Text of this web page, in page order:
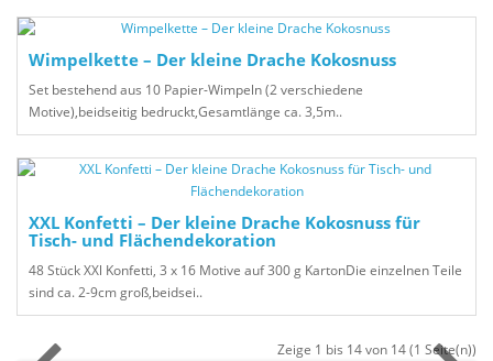
Wimpelkette – Der kleine Drache Kokosnuss
Set bestehend aus 10 Papier-Wimpeln (2 verschiedene
Motive),beidseitig bedruckt,Gesamtlänge ca. 3,5m..
XXL Konfetti – Der kleine Drache Kokosnuss für
Tisch- und Flächendekoration
48 Stück XXl Konfetti, 3 x 16 Motive auf 300 g KartonDie einzelnen Teile
sind ca. 2-9cm groß,beidsei..
Zeige 1 bis 14 von 14 (1 Seite(n))